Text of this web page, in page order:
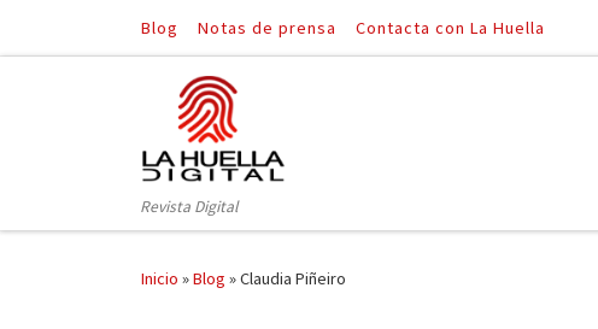
Saltar al contenido
Blog Notas de prensa Contacta con La Huella
Revista Digital
Inicio »Blog »Claudia Piñeiro